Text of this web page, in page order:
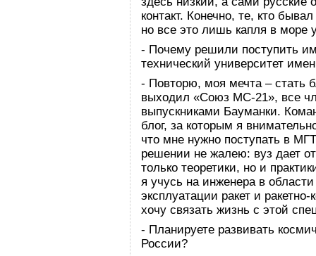
контакт. Конечно, те, кто
но все это лишь капля в море
- Почему решили поступить
технический университет
- Повторю, моя мечта – стать
выходил «Союз МС-21», все
выпускниками Бауманки.
блог, за которым я
что мне нужно поступать в
решении не жалею: вуз дает
только теоретики, но и
я учусь на инженера в
эксплуатации ракет и
хочу связать жизнь с этой
- Планируете развивать
России?